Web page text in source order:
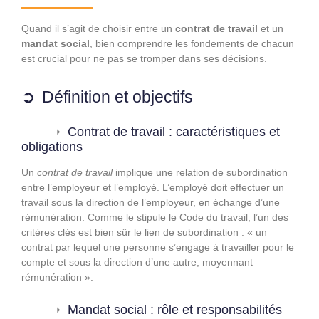
Quand il s’agit de choisir entre un contrat de travail et un
mandat social, bien comprendre les fondements de chacun
est crucial pour ne pas se tromper dans ses décisions.
Définition et objectifs
Contrat de travail : caractéristiques et
obligations
Un contrat de travailimplique une relation de subordination
entre l’employeur et l’employé. L’employé doit effectuer un
travail sous la direction de l’employeur, en échange d’une
rémunération. Comme le stipule le Code du travail, l’un des
critères clés est bien sûr le lien de subordination : « un
contrat par lequel une personne s’engage à travailler pour le
compte et sous la direction d’une autre, moyennant
rémunération ».
Mandat social : rôle et responsabilités